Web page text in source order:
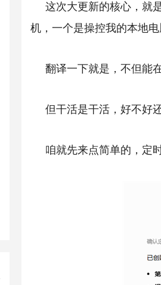
这次大更新的核心，就
机，一个是操控我的本地电
翻译一下就是，不但能
但干活是干活，好不好
咱就先来点简单的，定